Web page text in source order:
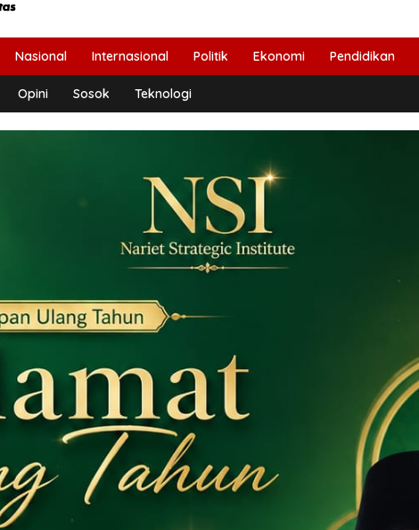
Nasional Internasional Politik Ekonomi Pendidikan
Opini Sosok Teknologi